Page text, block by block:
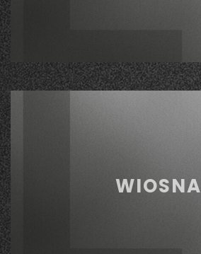
WIOSNA